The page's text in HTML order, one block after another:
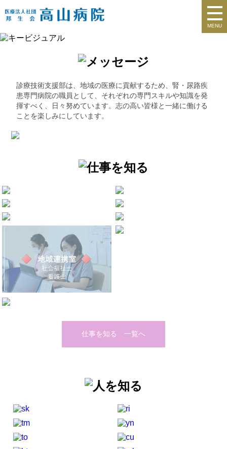
MENU
診療技術支援部は、地域の医療に貢献するため、腎・尿路疾
患専門病院の職員として、それぞれの専門スキルや知識を発
揮すべく、日々努めています。志の高い皆様と一緒に働ける
ことを楽しみにしています。
仕事を知る 一覧へ